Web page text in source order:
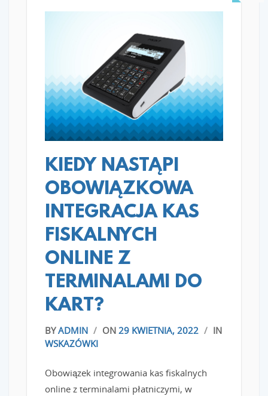
READ MORE
KIEDY NASTĄPI
OBOWIĄZKOWA
INTEGRACJA KAS
FISKALNYCH
ONLINE Z
TERMINALAMI DO
KART?
BYADMIN / ON 29 KWIETNIA, 2022 / IN
WSKAZÓWKI
Obowiązek integrowania kas fiskalnych
online z terminalami płatniczymi, w